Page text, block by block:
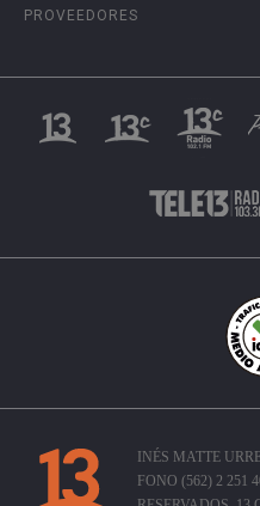
PROVEEDORES
INÉS MATTE
FONO (562) 2 251